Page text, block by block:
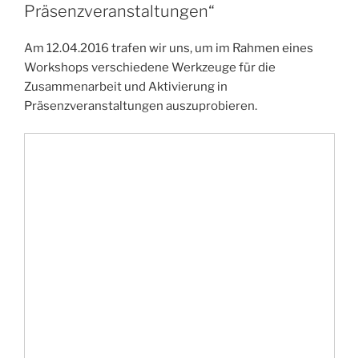
Präsenzveranstaltungen“
Am 12.04.2016 trafen wir uns, um im Rahmen eines
Workshops verschiedene Werkzeuge für die
Zusammenarbeit und Aktivierung in
Präsenzveranstaltungen auszuprobieren.